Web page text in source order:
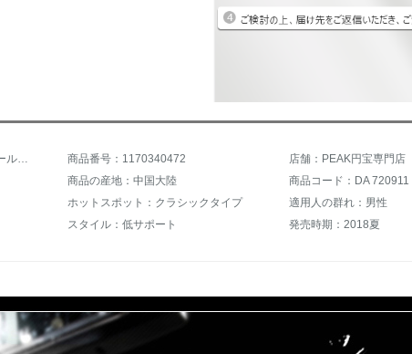
商品番号：1170340472
店舗：PEAK円宝専門店
商品の産地：中国大陸
商品コード：DA 720911
ホットスポット：クラシックタイプ
適用人の群れ：男性
スタイル：低サポート 発売時期：2018夏